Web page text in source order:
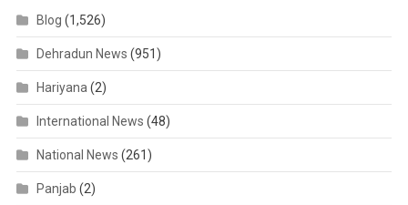
Blog (1,526)
Dehradun News (951)
Hariyana (2)
International News (48)
National News (261)
Panjab (2)